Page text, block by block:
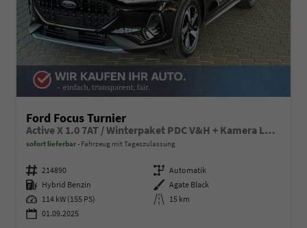
Ford Focus Turnier
Active X 1.0 7AT / Winterpaket PDC V&H + Kamera LED Kurvenlicht Alu 17"
sofort lieferbar Fahrzeug mit Tageszulassung
Fahrzeugnummer 214890 Getriebe Automatik
Kraftstoff Hybrid Benzin Außenfarbe Agate Black
Leistung 114 kW (155 PS) Kilometerstand 15 km
01.09.2025